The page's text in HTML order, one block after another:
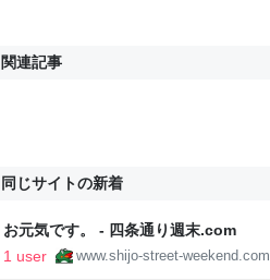
関連記事
同じサイトの新着
お元気です。 - 四条通り週末.com
1 user
www.shijo-street-weekend.com